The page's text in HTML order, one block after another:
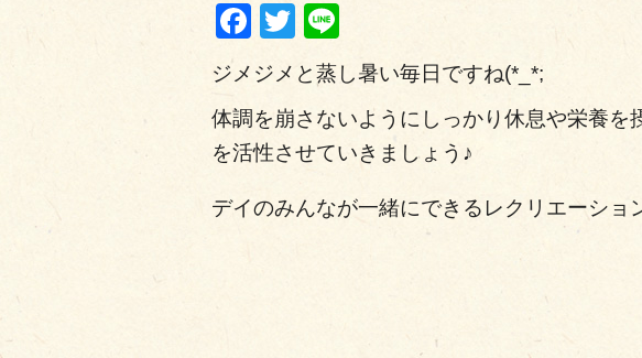
Facebook
Twitter
ジメジメと蒸し暑い毎日ですね(*_*;
体調を崩さないようにしっかり休息や栄養を
を活性させていきましょう♪
デイのみんなが一緒にできるレクリエーショ